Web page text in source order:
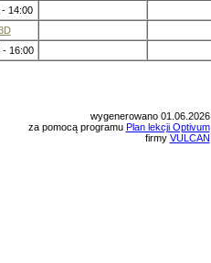
14:00
- 16:00
wygenerowano 01.06.2026
za pomocą programu Plan lekcji Optivum
firmy VULCAN